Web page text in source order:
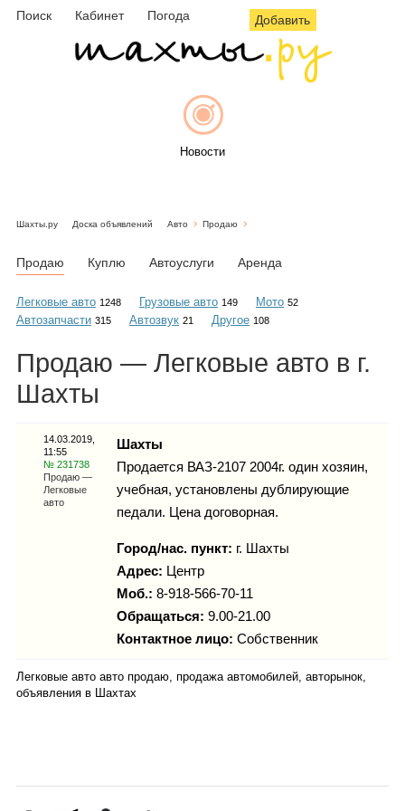
Поиск Кабинет Погода Добавить
Новости
Объявления
Инфо
Шахты.ру Доска объявлений Авто Продаю
Продаю Куплю Автоуслуги Аренда
Легковые авто 1248 Грузовые авто 149 Мото 52
Автозапчасти 315 Автозвук 21 Другое 108
Продаю — Легковые авто в г.
Шахты
14.03.2019,
11:55
№ 231738
Продаю —
Легковые
авто
Шахты
Продается ВАЗ-2107 2004г. один хозяин,
учебная, установлены дублирующие
педали. Цена договорная.
Город/нас. пункт: г. Шахты
Адрес: Центр
Моб.: 8-918-566-70-11
Обращаться: 9.00-21.00
Контактное лицо: Собственник
Легковые авто авто продаю, продажа автомобилей, авторынок,
объявления в Шахтах